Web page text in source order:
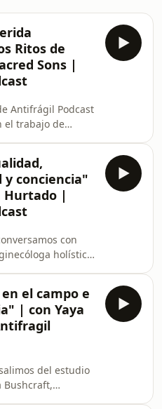
Ritos de
Sons |
Antifrágil Podcast
el trabajo de
Sons. Tras vivir
días,
dolores
hoy en día:
la autoexigencia
con el
A lo largo
conciencia"
Hurtado |
con
holística,
Vida y autora de
llenadevida...
NEWSLETTER:
🛒 Este
gracias a
de suplementac
el campo e
| con Yaya
del estudio
Bushcraft,